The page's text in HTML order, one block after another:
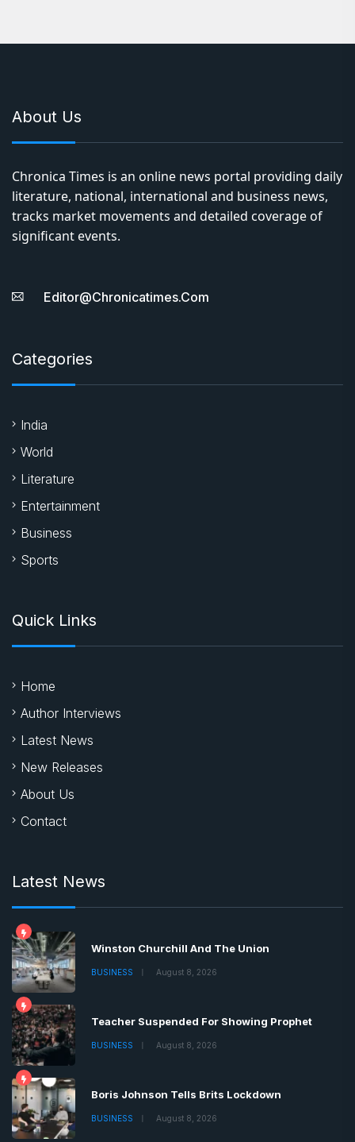
About Us
Chronica Times is an online news portal providing daily
literature, national, international and business news,
tracks market movements and detailed coverage of
significant events.
Editor@chronicatimes.com
Categories
India
World
Literature
Entertainment
Business
Sports
Quick Links
Home
Author Interviews
Latest News
New Releases
About Us
Contact
Latest News
Winston Churchill And The Union
BUSINESS August 8, 2026
Teacher Suspended For Showing Prophet
BUSINESS August 8, 2026
Boris Johnson Tells Brits Lockdown
BUSINESS August 8, 2026